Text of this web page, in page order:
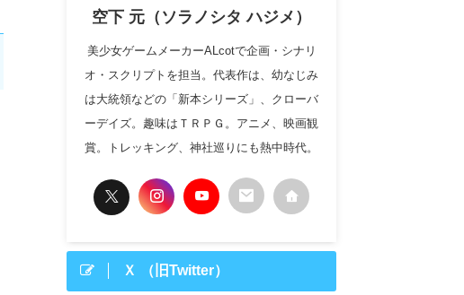
空下 元（ソラノシタ ハジメ）
美少女ゲームメーカーALcotで企画・シナリ
オ・スクリプトを担当。代表作は、幼なじみ
は大統領などの「新本シリーズ」、クローバ
ーデイズ。趣味はＴＲＰＧ。アニメ、映画観
賞。トレッキング、神社巡りにも熱中時代。
Ｘ （旧Twitter）